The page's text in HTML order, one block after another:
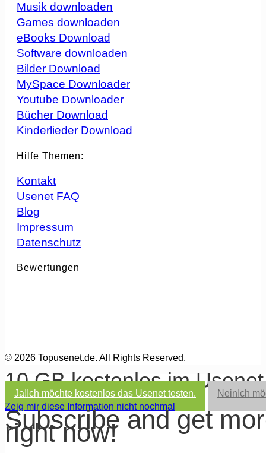
Musik downloaden
Games downloaden
eBooks Download
Software downloaden
Bilder Download
MySpace Downloader
Youtube Downloader
Bücher Download
Kinderlieder Download
Hilfe Themen:
Kontakt
Usenet FAQ
Blog
Impressum
Datenschutz
Bewertungen
© 2026 Topusenet.de. All Rights Reserved.
10 GB kostenlos im
Ja! Ich möchte kostenlos das Usenet testen. Nein Ich
Zeig mir diese Information nicht nochmal
Subscribe and get
right now!